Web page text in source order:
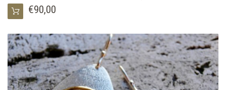
€90,00